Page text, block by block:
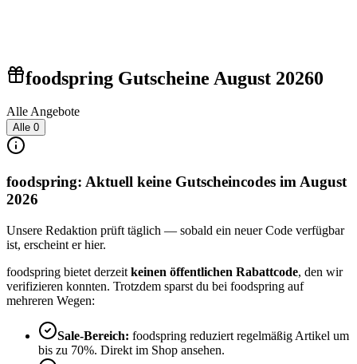
foodspring Gutscheine August 20260
Alle Angebote
Alle 0
foodspring: Aktuell keine Gutscheincodes im August
2026
Unsere Redaktion prüft täglich — sobald ein neuer Code verfügbar
ist, erscheint er hier.
foodspring bietet derzeit keinen öffentlichen Rabattcode, den wir
verifizieren konnten. Trotzdem sparst du bei foodspring auf
mehreren Wegen:
Sale-Bereich: foodspring reduziert regelmäßig Artikel um
bis zu 70%. Direkt im Shop ansehen.